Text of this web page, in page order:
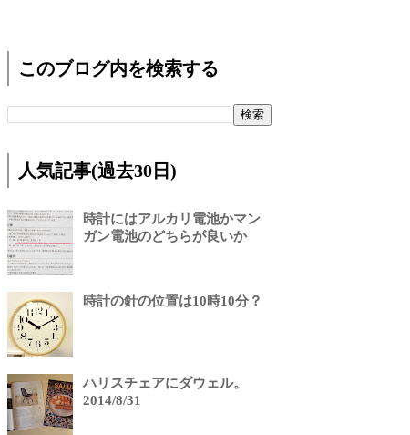
このブログ内を検索する
人気記事(過去30日)
時計にはアルカリ電池かマン
ガン電池のどちらが良いか
時計の針の位置は10時10分？
ハリスチェアにダウェル。
2014/8/31